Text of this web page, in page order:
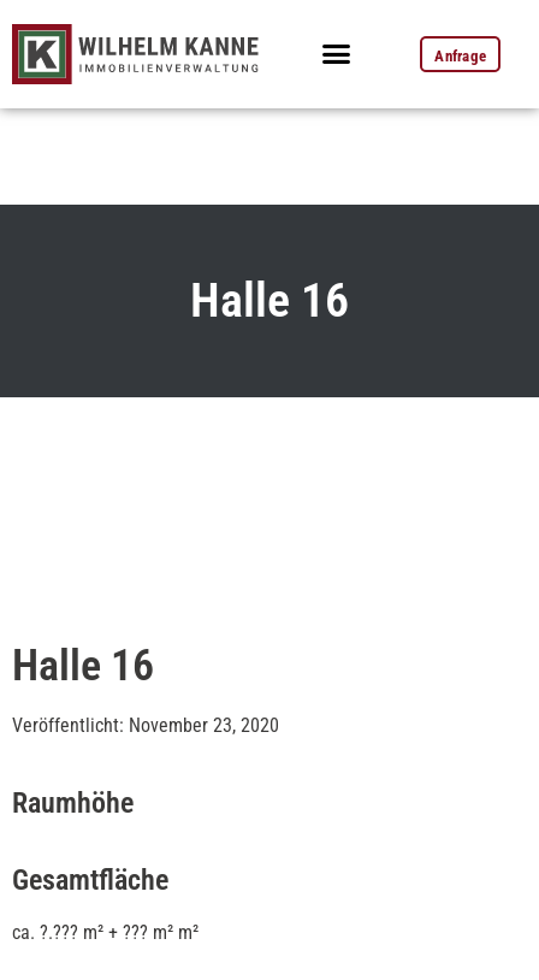
Anfrage
Halle 16
Halle 16
Veröffentlicht: November 23, 2020
Raumhöhe
Gesamtfläche
ca. ?.??? m² + ??? m² m²